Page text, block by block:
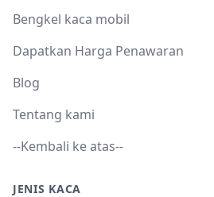
Bengkel kaca mobil
Dapatkan Harga Penawaran
Blog
Tentang kami
--Kembali ke atas--
JENIS KACA